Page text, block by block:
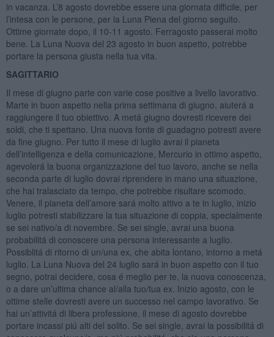
in vacanza. L’8 agosto dovrebbe essere una giornata difficile, per
l’intesa con le persone, per la Luna Piena del giorno seguito.
Ottime giornate dopo, il 10-11 agosto. Ferragosto passerai molto
bene. La Luna Nuova del 23 agosto in buon aspetto, potrebbe
portare la persona giusta nella tua vita.
SAGITTARIO
Il mese di giugno parte con varie cose positive a livello lavorativo.
Marte in buon aspetto nella prima settimana di giugno, aiuterá a
raggiungere il tuo obiettivo. A metá giugno dovresti ricevere dei
soldi, che ti spettano. Una nuova fonte di guadagno potresti avere
da fine giugno. Per tutto il mese di luglio avrai il pianeta
dell’intelligenza e della comunicazione, Mercurio in ottimo aspetto,
agevolerá la buona organizzazione del tuo lavoro, anche se nella
seconda parte di luglio dovrai riprendere in mano una situazione,
che hai tralasciato da tempo, che potrebbe risultare scomodo.
Venere, il pianeta dell’amore sará molto attivo a te in luglio, inizio
luglio potresti stabilizzare la tua situazione di coppia, specialmente
se sei nativo/a di novembre. Se sei single, avrai una buona
probabilitá di conoscere una persona interessante a luglio.
Possiblitá di ritorno di un/una ex, che abita lontano, intorno a metá
luglio. La Luna Nuova del 24 luglio sará in buon aspetto con il tuo
segno, potrai decidere, cosa é meglio per te, la nuova conoscenza,
o a dare un’ultima chance al/alla tuo/tua ex. Inizio agosto, con le
ottime stelle dovresti avere un successo nel campo lavorativo. Se
hai un’attivitá di libera professione, il mese di agosto dovrebbe
portare incassi piú alti del solito. Se sei single, avrai la possibilitá di